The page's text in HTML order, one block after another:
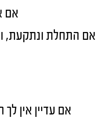
אם
אם התחלת ונתקעת,
אם עדיין אין לך